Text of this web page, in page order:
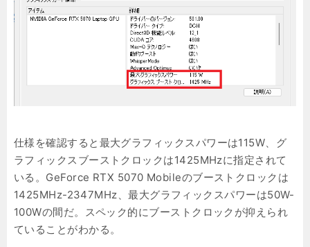
仕様を確認すると最大グラフィックスパワーは115W、グ
ラフィックスブーストクロックは1425MHzに指定されて
いる。GeForce RTX 5070 Mobileのブーストクロックは
1425MHz-2347MHz、最大グラフィックスパワーは50W-
100Wの間だ。スペック的にブーストクロックが抑えられ
ていることがわかる。